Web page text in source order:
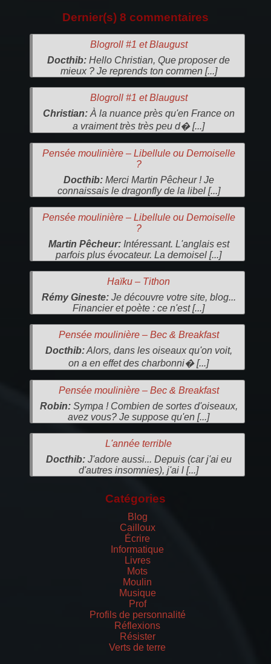
Dernier(s) 8 commentaires
Blogroll #1 et Blaugust
Docthib: Hello Christian, Que proposer de
mieux ? Je reprends ton commen [...]
Blogroll #1 et Blaugust
Christian:À la nuance près qu'en France on
a vraiment très très peu d� [...]
Pensée moulinière – Libellule ou Demoiselle
?
Docthib:Merci Martin Pêcheur ! Je
connaissais le dragonfly de la libel [...]
Pensée moulinière – Libellule ou Demoiselle
?
Martin Pêcheur:Intéressant. L'anglais est
parfois plus évocateur. La demoisel [...]
Haïku – Tithon
Rémy Gineste:Je découvre votre site, blog...
Financier et poète : ce n'est [...]
Pensée moulinière – Bec & Breakfast
Docthib:Alors, dans les oiseaux qu'on voit,
on a en effet des charbonni� [...]
Pensée moulinière – Bec & Breakfast
Robin:Sympa ! Combien de sortes d'oiseaux,
avez vous? Je suppose qu'en [...]
L'année terrible
Docthib:J'adore aussi... Depuis (car j'ai eu
d'autres insomnies), j'ai l [...]
Catégories
Blog
Cailloux
Écrire
Informatique
Livres
Mots
Moulin
Musique
Prof
Profils de personnalité
Réflexions
Résister
Verts de terre